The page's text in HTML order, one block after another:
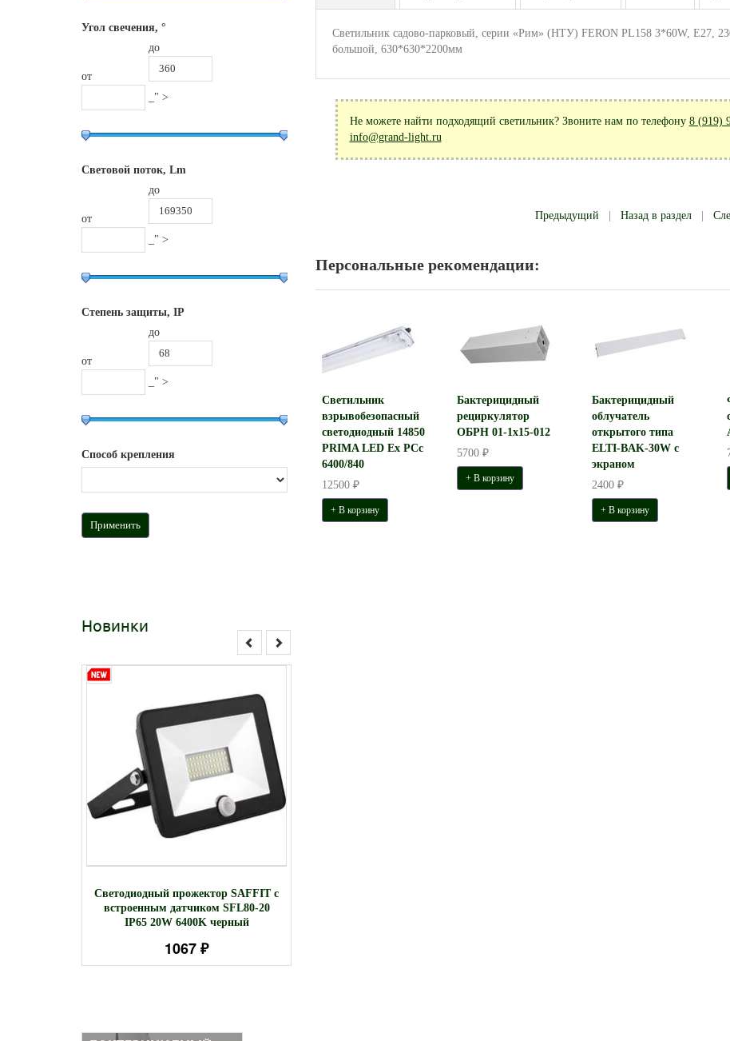
Угол свечения, °
от
до
_" >
Световой поток, Lm
от
до
_" >
Степень защиты, IP
от
до
_" >
Способ крепления
Новинки
Светодиодный прожектор SAFFIT с
встроенным датчиком SFL80-20
IP65 20W 6400K черный
1067 ₽
Светильник садово-парковый, серии «Рим» (НТУ) FERON PL158 3*60W, E27,
большой, 630*630*2200мм
Не можете найти подходящий светильник? Звоните нам по телефону 8 (919)
info@grand-light.ru
Предыдущий |Назад в раздел |
Персональные рекомендации:
Светильник
взрывобезопасный
светодиодный 14850
PRIMA LED Ex PCc
6400/840
12500 ₽
+ В корзину
Бактерицидный
рециркулятор
ОБРН 01-1x15-012
5700 ₽
+ В корзину
Бактерицидный
облучатель
открытого типа
ELTI-BAK-30W с
экраном
2400 ₽
+ В корзину